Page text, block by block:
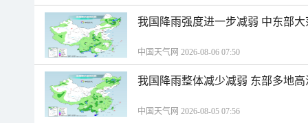
我国降雨强度进一步减弱 中东部
中国天气网 2026-08-06 07:50
我国降雨整体减少减弱 东部多地
中国天气网 2026-08-05 07:56